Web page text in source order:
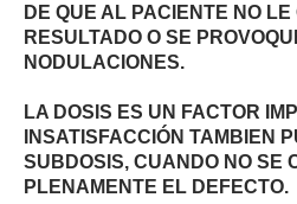
DE QUE AL PACIENTE NO
RESULTADO O SE
NODULACIONES.
LA DOSIS ES UN FACTOR
INSATISFACCIÓN TAMBIEN
SUBDOSIS, CUANDO NO SE
PLENAMENTE EL DEFECTO.